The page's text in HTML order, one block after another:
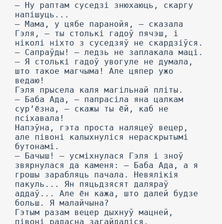
— Ну раптам суседзі знюхаюць, скаргу
напішуць...
— Мама, у цябе паранойя, — сказала
Гэля, — ты столькі гадоў пячэш, і
ніколі ніхто з суседзяў не скардзіўся.
— Сапраўды! — ледзь не заплакала маці.
— Я столькі гадоў увогуле не думала,
што такое магчыма! Але цяпер ужо
ведаю!
Гэля прысела каля магільнай пліты.
— Баба Ада, — папрасіла яна цалкам
сур’ёзна, — скажы ты ёй, каб не
псіхавала!
Напэўна, гэта проста наляцеў вецер,
але півоні калыхнуліся нераскрытымі
бутонамі.
— Бачыш! — усміхнулася Гэля і зноў
звярнулася да каменя: — Баба Ада, а я
грошы зарабляць пачала. Невялікія
пакуль... Ян пяцьдзясят даляраў
аддаў... Але ён кажа, што далей будзе
больш. Я малайчына?
Гэтым разам вецер дыхнуў мацней,
півоні радасна загайдаліся.